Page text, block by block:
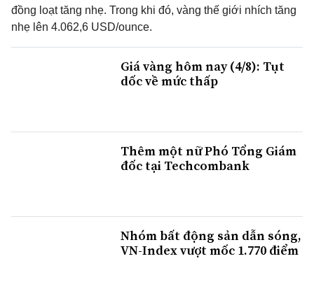
đồng loạt tăng nhẹ. Trong khi đó, vàng thế giới nhích tăng
nhẹ lên 4.062,6 USD/ounce.
Giá vàng hôm nay (4/8): Tụt
dốc về mức thấp
Thêm một nữ Phó Tổng Giám
đốc tại Techcombank
Nhóm bất động sản dẫn sóng,
VN-Index vượt mốc 1.770 điểm